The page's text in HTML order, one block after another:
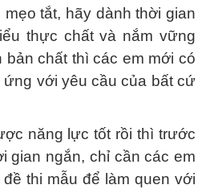
tắt, hãy dành thời gian
thực chất và nắm vững
bản chất thì các em mới có
với yêu cầu của bất cứ
năng lực tốt rồi thì trước
gian ngắn, chỉ cần các em
thi mẫu để làm quen với